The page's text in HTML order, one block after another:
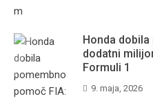
Honda dobila
dodatni
Formuli 1
9. maja, 2026